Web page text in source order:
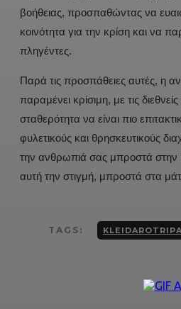
βοήθειας, προσπαθώντας να
κοινότητα για την κρίση και να
πληγέντες.
Παρά τις προσπάθειες αυτές, η
παραμένει κρίσιμη, με τις
σταθερότητα να είναι πιο
φυλετικούς και θρησκευτικούς
την ανθρωπιά σας μπροστά στην
αυτή την στιγμή, μπροστά στα
TAGS: KLEIDAROTRIPA